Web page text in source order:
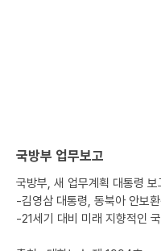
국방부 업무보고
국방부, 새 업무계획 대통령 보
-김영삼 대통령, 동북아 안보
-21세기 대비 미래 지향적인